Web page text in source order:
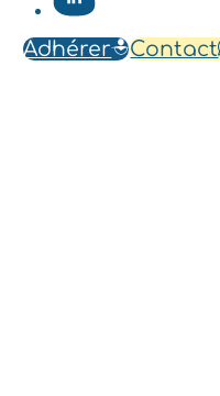
Adhérer Contact